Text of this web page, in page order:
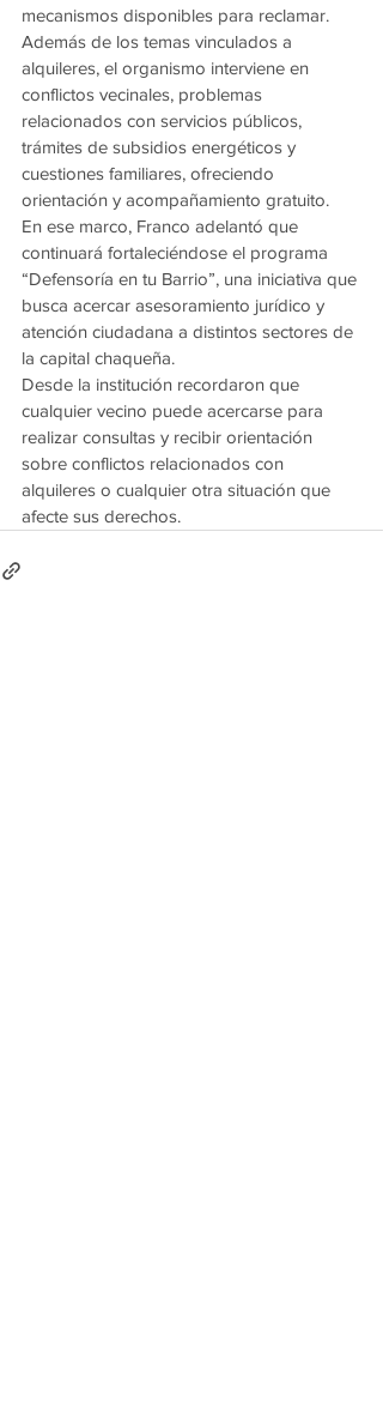
mecanismos disponibles para reclamar.
Además de los temas vinculados a
alquileres, el organismo interviene en
conflictos vecinales, problemas
relacionados con servicios públicos,
trámites de subsidios energéticos y
cuestiones familiares, ofreciendo
orientación y acompañamiento gratuito.
En ese marco, Franco adelantó que
continuará fortaleciéndose el programa
“Defensoría en tu Barrio”, una iniciativa que
busca acercar asesoramiento jurídico y
atención ciudadana a distintos sectores de
la capital chaqueña.
Desde la institución recordaron que
cualquier vecino puede acercarse para
realizar consultas y recibir orientación
sobre conflictos relacionados con
alquileres o cualquier otra situación que
afecte sus derechos.